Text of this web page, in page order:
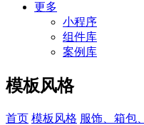
更多
小程序
组件库
案例库
模板风格
首页 模板风格 服饰、箱包